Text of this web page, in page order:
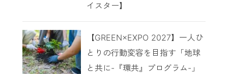
イスター】
【GREEN×EXPO 2027】一人ひ
とりの行動変容を目指す「地球
と共に-『環共』プログラム-」